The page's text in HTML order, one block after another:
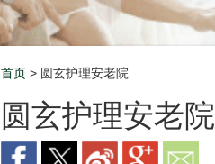
Breadcrumb
首页 > 圆玄护理安老院
圆玄护理安老院